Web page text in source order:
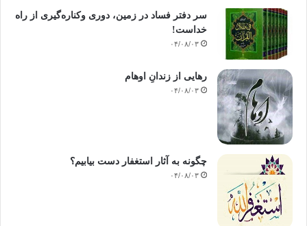
سر دفتر فساد در زمین‌، دوری وکناره‌گیری از راه
خداست‌!
۰۴/۰۸/۰۳
رهایی از زندانِ اوهام
۰۴/۰۸/۰۳
چگونه به آثار استغفار دست بیابیم؟
۰۴/۰۸/۰۳